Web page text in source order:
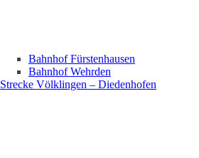
Bahnhof Fürstenhausen
Bahnhof Wehrden
Strecke Völklingen – Diedenhofen